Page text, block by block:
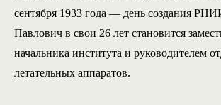
сентября 1933 года — день создания
Павлович в свои 26 лет становится
начальника института и руководителем
летательных аппаратов.